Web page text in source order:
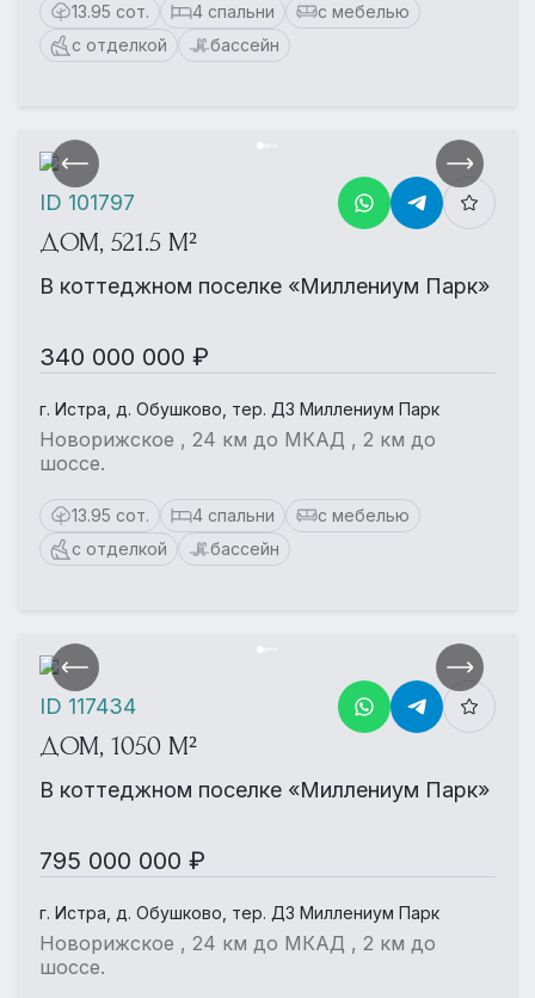
13.95 сот. 4 спальни
с мебелью
с отделкой
бассейн
ДОМ, 521.5 М²
В коттеджном поселке «Миллениум Парк»
340 000 000 ₽
г. Истра, д. Обушково, тер. ДЗ Миллениум Парк
Новорижское , 24 км до МКАД , 2 км до
шоссе.
13.95 сот. 4 спальни
с мебелью
с отделкой
бассейн
ID 101797
ДОМ, 1050 М²
В коттеджном поселке «Миллениум Парк»
795 000 000 ₽
г. Истра, д. Обушково, тер. ДЗ Миллениум Парк
Новорижское , 24 км до МКАД , 2 км до
шоссе.
ID 117434